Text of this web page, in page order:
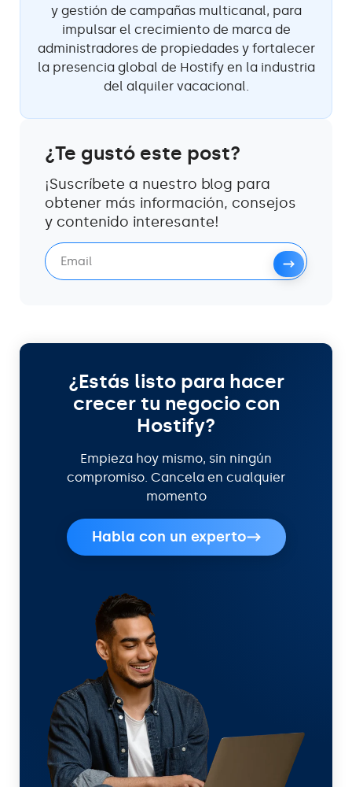
y gestión de campañas multicanal, para
impulsar el crecimiento de marca de
administradores de propiedades y fortalecer
la presencia global de Hostify en la industria
del alquiler vacacional.
¿Te gustó este post?
¡Suscríbete a nuestro blog para
obtener más información, consejos
y contenido interesante!
¿Estás listo para hacer
crecer tu negocio con
Hostify?
Empieza hoy mismo, sin ningún
compromiso. Cancela en cualquier
momento
Habla con un experto